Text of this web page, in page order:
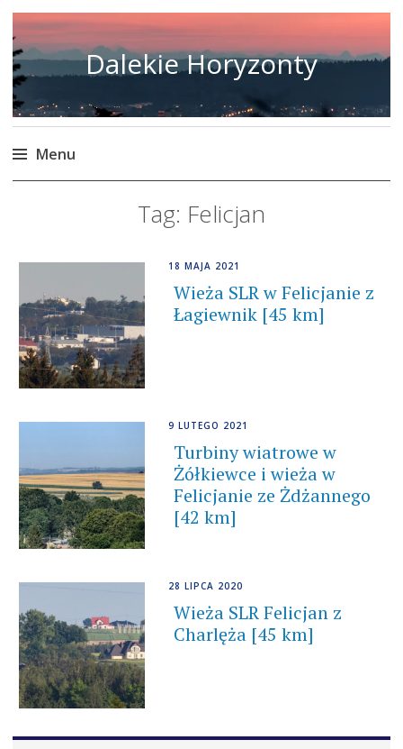
Dalekie Horyzonty
Menu
Tag: Felicjan
18 MAJA 2021
Wieża SLR w Felicjanie z
Łagiewnik [45 km]
9 LUTEGO 2021
Turbiny wiatrowe w
Żółkiewce i wieża w
Felicjanie ze Żdżannego
[42 km]
28 LIPCA 2020
Wieża SLR Felicjan z
Charlęża [45 km]